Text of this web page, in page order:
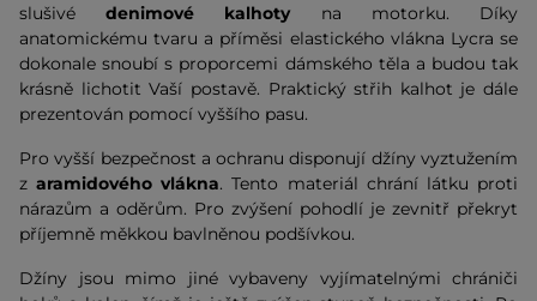
slušivédenimové kalhotyna motorku. Díky
anatomickému tvaru a příměsi elastického vlákna Lycra se
dokonale snoubí s proporcemi dámského těla a budou tak
krásně lichotit Vaší postavě. Praktický střih kalhot je dále
prezentován pomocí vyššího pasu.
Pro vyšší bezpečnost a ochranu disponují džíny vyztužením
z aramidového vlákna. Tento materiál chrání látku proti
nárazům a oděrům. Pro zvýšení pohodlí je zevnitř překryt
příjemně měkkou bavlněnou podšívkou.
Džíny jsou mimo jiné vybaveny vyjímatelnými chrániči